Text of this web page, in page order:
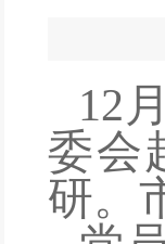
12
委会
研。